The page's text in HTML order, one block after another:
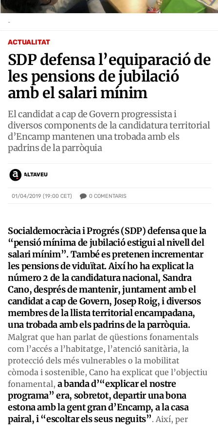
ACTUALITAT
SDP defensa l’equiparació de
les pensions de jubilació
amb el salari mínim
El candidat a cap de Govern progressista i
diversos components de la candidatura territorial
d’Encamp mantenen una trobada amb els
padrins de la parròquia
ALTAVEU
01/04/2019 (19:00 CET) 0 COMENTARIS
-
Socialdemocràcia i Progrés (SDP) defensa que la
“pensió mínima de jubilació estigui al nivell del
salari mínim”. També es pretenen incrementar
les pensions de viduïtat. Així ho ha explicat la
número 2 de la candidatura nacional, Sandra
Cano, després de mantenir, juntament amb el
candidat a cap de Govern, Josep Roig, i diversos
membres de la llista territorial encampadana,
una trobada amb els padrins de la parròquia.
Malgrat que han parlat de qüestions fonamentals
com l’accés a l’habitatge, l’atenció sanitària, la
protecció dels més vulnerables o la mobilitat
còmoda i sostenible, Cano ha explicat que l’objectiu
fonamental, a banda d’“explicar el nostre
programa” era, sobretot, departir una bona
estona amb la gent gran d’Encamp, a la casa
pairal, i “escoltar els seus neguits”. Així, per